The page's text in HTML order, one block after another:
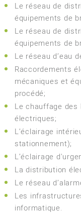
Le réseau de
équipements de
Le réseau de
équipements de
Le réseau d’eau
Raccordements
mécaniques et
procédé;
Le chauffage des
électriques;
L’éclairage
stationnement);
L’éclairage
La distribution
Le réseau
Les
informatique.